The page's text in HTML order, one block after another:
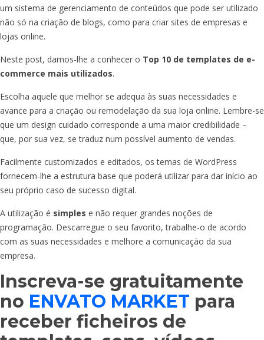
um sistema de gerenciamento de conteúdos que pode ser utilizado
não só na criação de blogs, como para criar sites de empresas e
lojas online.
Neste post, damos-lhe a conhecer o Top 10 de templates de e-
commerce mais utilizados.
Escolha aquele que melhor se adequa às suas necessidades e
avance para a criação ou remodelação da sua loja online. Lembre-se
que um design cuidado corresponde a uma maior credibilidade –
que, por sua vez, se traduz num possível aumento de vendas.
Facilmente customizados e editados, os temas de WordPress
fornecem-lhe a estrutura base que poderá utilizar para dar início ao
seu próprio caso de sucesso digital.
A utilização é simples e não requer grandes noções de
programação. Descarregue o seu favorito, trabalhe-o de acordo
com as suas necessidades e melhore a comunicação da sua
empresa.
Inscreva-se gratuitamente
no ENVATO MARKET para
receber ficheiros de